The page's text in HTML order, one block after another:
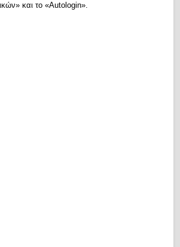
και το «Autologin».